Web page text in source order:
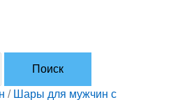
/ Шары для мужчин с